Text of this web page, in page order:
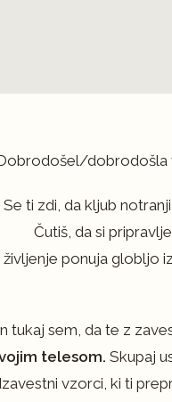
dobrodošla
Se ti zdi, da kljub
Čutiš, da si
ponuja globljo
tukaj sem, da te z
telesom. Skupaj
vzorci, ki ti